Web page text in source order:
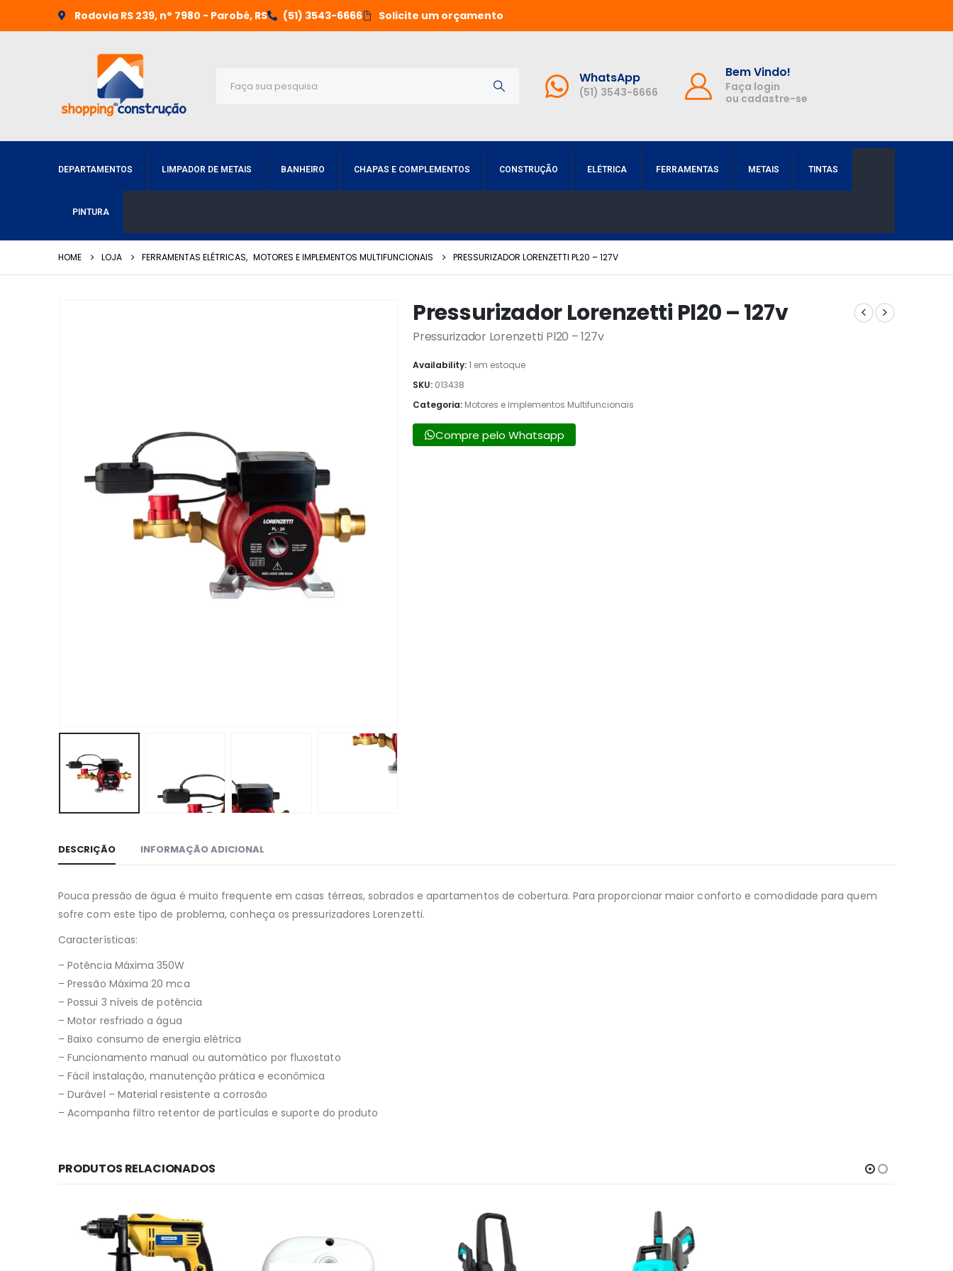
Rodovia RS 239, n° 7980 - Parobé, RS (51) 3543-6666 Solicite um orçamento
WhatsApp
(51) 3543-6666
Bem Vindo!
Faça login
ou cadastre-se
DEPARTAMENTOS LIMPADOR DE METAIS BANHEIRO CHAPAS E COMPLEMENTOS CONSTRUÇÃO ELÉTRICA FERRAMENTAS METAIS TINTAS
PINTURA
HOME LOJA FERRAMENTAS ELÉTRICAS, MOTORES E IMPLEMENTOS MULTIFUNCIONAIS PRESSURIZADOR LORENZETTI PL20 – 127V
Pressurizador Lorenzetti Pl20 – 127v
Pressurizador Lorenzetti Pl20 – 127v
Availability:1 em estoque
SKU: 013438
Categoria: Motores e Implementos Multifuncionais
Compre pelo Whatsapp
DESCRIÇÃO INFORMAÇÃO ADICIONAL
Pouca pressão de água é muito frequente em casas térreas, sobrados e apartamentos de cobertura. Para proporcionar maior conforto e comodidade para quem
sofre com este tipo de problema, conheça os pressurizadores Lorenzetti.
Características:
– Potência Máxima 350W
– Pressão Máxima 20 mca
– Possui 3 níveis de potência
– Motor resfriado a água
– Baixo consumo de energia elétrica
– Funcionamento manual ou automático por fluxostato
– Fácil instalação, manutenção prática e econômica
– Durável – Material resistente a corrosão
– Acompanha filtro retentor de partículas e suporte do produto
PRODUTOS RELACIONADOS